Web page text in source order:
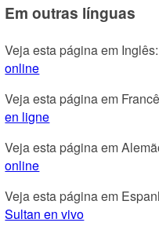
Em outras línguas
Veja esta página em Inglês:
online
Veja esta página em
en ligne
Veja esta página em
online
Veja esta página em
Sultan en vivo